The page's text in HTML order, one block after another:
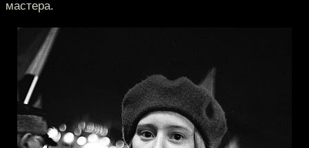
мастера.